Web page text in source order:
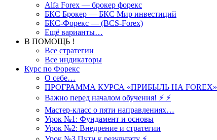
Alfa Forex — брокер форекс
БКС Брокер — БКС Мир инвестиций
БКС-Форекс — (BCS-Forex)
Ещё варианты…
В ПОМОЩЬ !
Все стратегии
Все индикаторы
Курс по Форекс
О себе…
ПРОГРАММА КУРСА «ПРИБЫЛЬ НА FOREX»
Важно перед началом обучения! ⚡ ⚡
Мастер-класс о пяти направлениях…
Урок №1: Фундамент и основы
Урок №2: Внедрение и стратегии